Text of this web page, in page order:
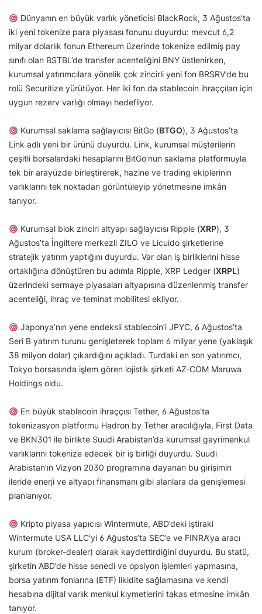
Dünyanın en büyük varlık yöneticisi BlackRock, 3 Ağustos’ta
iki yeni tokenize para piyasası fonunu duyurdu: mevcut 6,2
milyar dolarlık fonun Ethereum üzerinde tokenize edilmiş pay
sınıfı olan BSTBL’de transfer acenteliğini BNY üstlenirken,
kurumsal yatırımcılara yönelik çok zincirli yeni fon BRSRV’de bu
rolü Securitize yürütüyor. Her iki fon da stablecoin ihraççıları için
uygun rezerv varlığı olmayı hedefliyor.
Kurumsal saklama sağlayıcısı BitGo (BTGO), 3 Ağustos’ta
Link adlı yeni bir ürünü duyurdu. Link, kurumsal müşterilerin
çeşitli borsalardaki hesaplarını BitGo’nun saklama platformuyla
tek bir arayüzde birleştirerek, hazine ve trading ekiplerinin
varlıklarını tek noktadan görüntüleyip yönetmesine imkân
tanıyor.
Kurumsal blok zinciri altyapı sağlayıcısı Ripple (XRP), 3
Ağustos’ta İngiltere merkezli ZILO ve Licuido şirketlerine
stratejik yatırım yaptığını duyurdu. Var olan iş birliklerini hisse
ortaklığına dönüştüren bu adımla Ripple, XRP Ledger (XRPL)
üzerindeki sermaye piyasaları altyapısına düzenlenmiş transfer
acenteliği, ihraç ve teminat mobilitesi ekliyor.
Japonya’nın yene endeksli stablecoin’i JPYC, 6 Ağustos’ta
Seri B yatırım turunu genişleterek toplam 6 milyar yene (yaklaşık
38 milyon dolar) çıkardığını açıkladı. Turdaki en son yatırımcı,
Tokyo borsasında işlem gören lojistik şirketi AZ-COM Maruwa
Holdings oldu.
En büyük stablecoin ihraççısı Tether, 6 Ağustos’ta
tokenizasyon platformu Hadron by Tether aracılığıyla, First Data
ve BKN301 ile birlikte Suudi Arabistan’da kurumsal gayrimenkul
varlıklarını tokenize edecek bir iş birliği duyurdu. Suudi
Arabistan’ın Vizyon 2030 programına dayanan bu girişimin
ileride enerji ve altyapı finansmanı gibi alanlara da genişlemesi
planlanıyor.
Kripto piyasa yapıcısı Wintermute, ABD’deki iştiraki
Wintermute USA LLC’yi 6 Ağustos’ta SEC’e ve FINRA’ya aracı
kurum (broker-dealer) olarak kaydettirdiğini duyurdu. Bu statü,
şirketin ABD’de hisse senedi ve opsiyon işlemleri yapmasına,
borsa yatırım fonlarına (ETF) likidite sağlamasına ve kendi
hesabına dijital varlık menkul kıymetlerini takas etmesine imkân
tanıyor.